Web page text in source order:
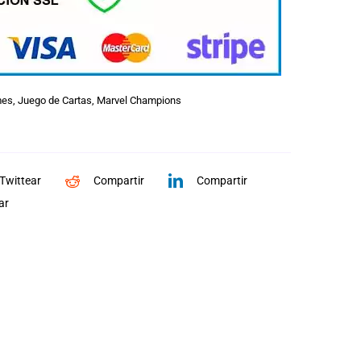
Juego de Cartas Marvel Champions
Twittear Compartir
Compartir